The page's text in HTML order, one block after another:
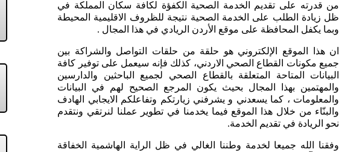
من قدرته على تقديم الخدمة الصحية الكفؤة لكافة سكان المملكة في
ظل زيادة الطلب على الخدمة الصحية نتيجة للظروف الاقليمية المحيطة
وبما يكفل المحافظة على موقع الأردن الريادي في هذا المجال .
ان هذا الموقع الإلكتروني هو حلقة من حلقات التواصل والشراكة بين
جميع مكونات القطاع الصحي الاردني، كذلك فإنه سيعمل على توفير كافة
البيانات المتاحة المتعلقة بالقطاع الصحي لجميع الباحثين والدارسين
والمهتمين بهذا المجال بحيث يكون المرجع الصحيح لهم في البيانات
والمعلومات ، كما يسعدني و يشرفني زيارتكم وتفاعلكم الايجابي الهادف
والبنّاء من خلال هذا الموقع فيما يخدمنا في تطوير عملنا لنرتقي ونتقدم
نحو الريادة في تقديم الخدمة.
وفقنا الله جميعا لخدمة وطننا الغالي في ظل الراية الهاشمية الخفاقة